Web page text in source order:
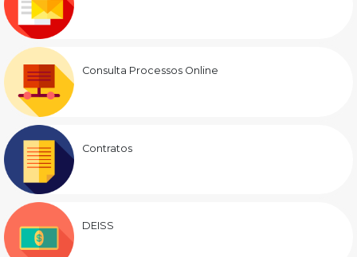
Consulta Processos Online
Contratos
DEISS